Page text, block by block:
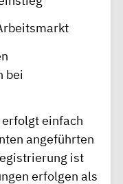
bei
einfach
angeführten
ist
erfolgen als